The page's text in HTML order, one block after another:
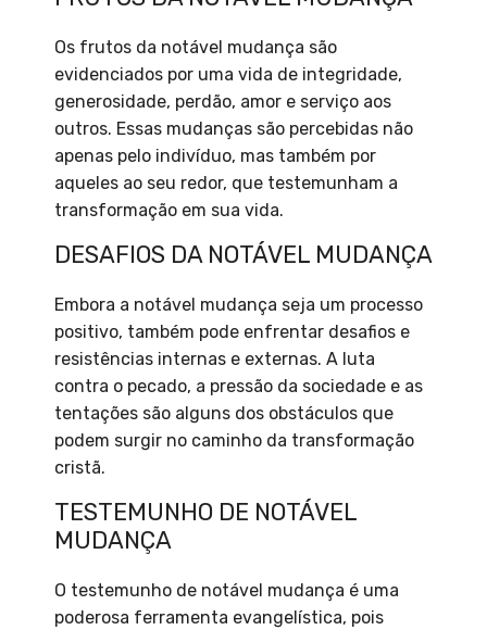
Os frutos da notável mudança são
evidenciados por uma vida de integridade,
generosidade, perdão, amor e serviço aos
outros. Essas mudanças são percebidas não
apenas pelo indivíduo, mas também por
aqueles ao seu redor, que testemunham a
transformação em sua vida.
DESAFIOS DA NOTÁVEL MUDANÇA
Embora a notável mudança seja um processo
positivo, também pode enfrentar desafios e
resistências internas e externas. A luta
contra o pecado, a pressão da sociedade e as
tentações são alguns dos obstáculos que
podem surgir no caminho da transformação
cristã.
TESTEMUNHO DE NOTÁVEL
MUDANÇA
O testemunho de notável mudança é uma
poderosa ferramenta evangelística, pois